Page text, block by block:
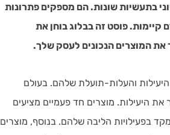
בתעשיות שונות. הם מספקים פתרונות
קיימות. פוסט זה בבלוג בוחן את
את המוצרים הנכונים לעסק שלך.
והעלות-תועלת שלהם. בעולם
היעילות. מוצרים חד פעמיים מציעים
בפעילויות הליבה שלהם. בנוסף, מוצרים